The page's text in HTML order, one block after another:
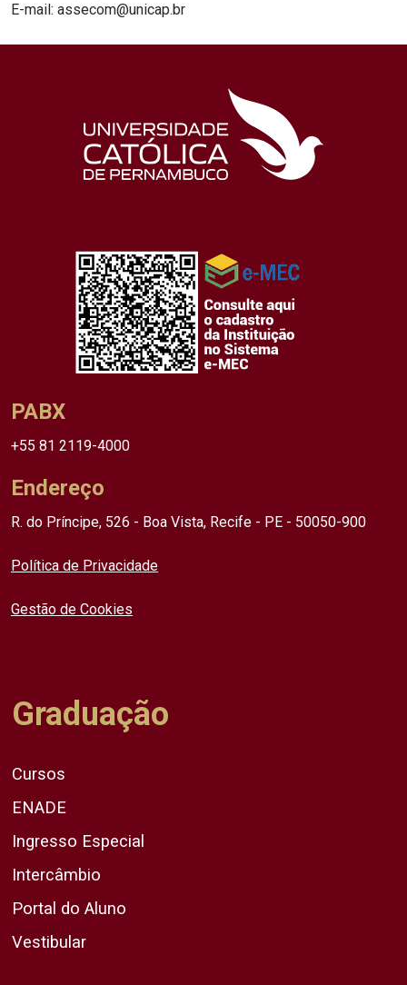
E-mail: assecom@unicap.br
PABX
+55 81 2119-4000
Endereço
R. do Príncipe, 526 - Boa Vista, Recife - PE - 50050-900
Política de Privacidade
Gestão de Cookies
Graduação
Cursos
ENADE
Ingresso Especial
Intercâmbio
Portal do Aluno
Vestibular